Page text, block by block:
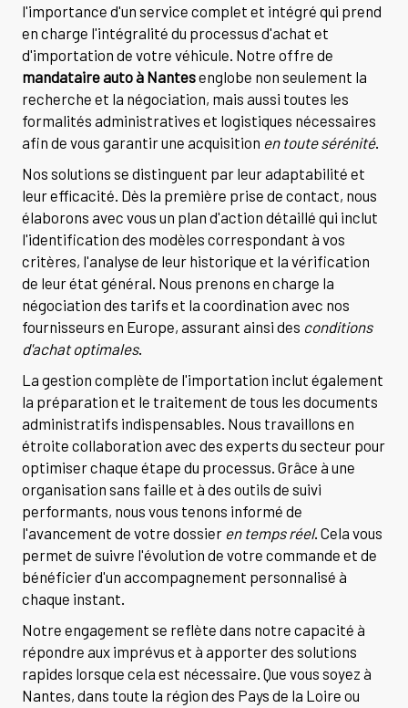
l'importance d'un service complet et intégré qui prend
en charge l'intégralité du processus d'achat et
d'importation de votre véhicule. Notre offre de
mandataire auto à Nantesenglobe non seulement la
recherche et la négociation, mais aussi toutes les
formalités administratives et logistiques nécessaires
afin de vous garantir une acquisition en toute sérénité.
Nos solutions se distinguent par leur adaptabilité et
leur efficacité. Dès la première prise de contact, nous
élaborons avec vous un plan d'action détaillé qui inclut
l'identification des modèles correspondant à vos
critères, l'analyse de leur historique et la vérification
de leur état général. Nous prenons en charge la
négociation des tarifs et la coordination avec nos
fournisseurs en Europe, assurant ainsi des conditions
d'achat optimales.
La gestion complète de l'importation inclut également
la préparation et le traitement de tous les documents
administratifs indispensables. Nous travaillons en
étroite collaboration avec des experts du secteur pour
optimiser chaque étape du processus. Grâce à une
organisation sans faille et à des outils de suivi
performants, nous vous tenons informé de
l'avancement de votre dossier en temps réel. Cela vous
permet de suivre l'évolution de votre commande et de
bénéficier d'un accompagnement personnalisé à
chaque instant.
Notre engagement se reflète dans notre capacité à
répondre aux imprévus et à apporter des solutions
rapides lorsque cela est nécessaire. Que vous soyez à
Nantes, dans toute la région des Pays de la Loire ou